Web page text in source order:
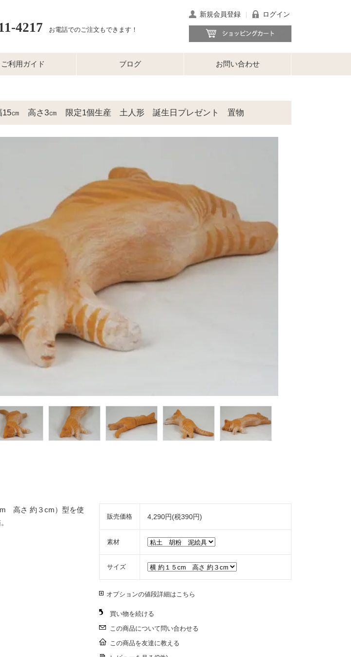
4217 お電話でのご注文もできます！
新規会員登録 ログイン
ご利用ガイド ブログ お問い合わせ
15㎝ 高さ3㎝ 限定1個生産 土人形 誕生日プレゼント 置物
高さ 約３cm）型を使
販売価格 4,290円(税390円)
素材
サイズ
オプションの値段詳細はこちら
買い物を続ける
この商品について問い合わせる
この商品を友達に教える